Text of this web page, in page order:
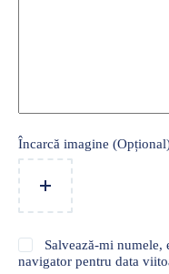
Încarcă imagine
Salvează-mi
navigator pentru data